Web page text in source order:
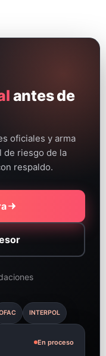
antes de
oficiales y arma
de riesgo de la
respaldo.
INTERPOL
En proceso